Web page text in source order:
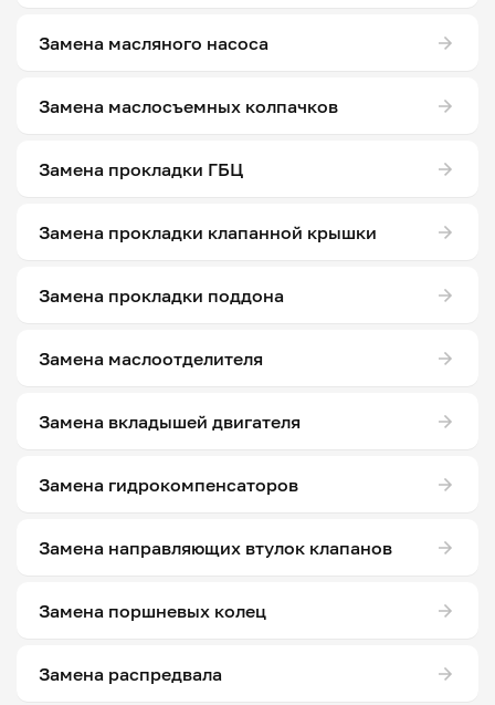
Замена масляного насоса
Замена маслосъемных колпачков
Замена прокладки ГБЦ
Замена прокладки клапанной крышки
Замена прокладки поддона
Замена маслоотделителя
Замена вкладышей двигателя
Замена гидрокомпенсаторов
Замена направляющих втулок клапанов
Замена поршневых колец
Замена распредвала